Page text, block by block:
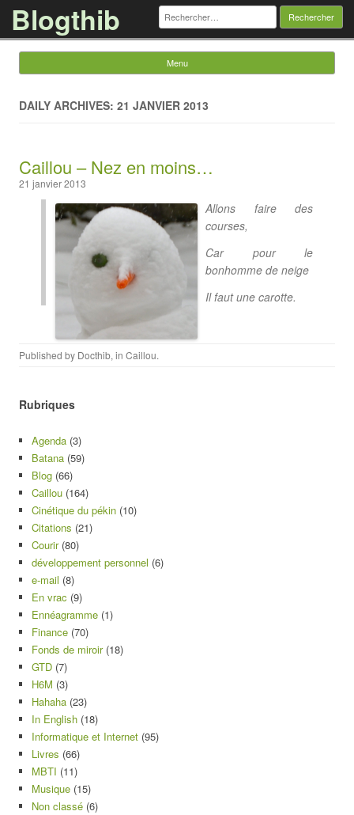
Blogthib Rechercher :
Menu
DAILY ARCHIVES: 21 JANVIER 2013
Caillou – Nez en moins…
21 janvier 2013
Allons faire des
courses,
Car pour le
bonhomme de neige
Il faut une carotte.
Published by Docthib, in Caillou.
Rubriques
Agenda (3)
Batana (59)
Blog (66)
Caillou (164)
Cinétique du pékin (10)
Citations (21)
Courir(80)
développement personnel (6)
e-mail (8)
En vrac (9)
Ennéagramme (1)
Finance (70)
Fonds de miroir(18)
GTD (7)
H6M (3)
Hahaha (23)
In English (18)
Informatique et Internet (95)
Livres (66)
MBTI (11)
Musique (15)
Non classé (6)